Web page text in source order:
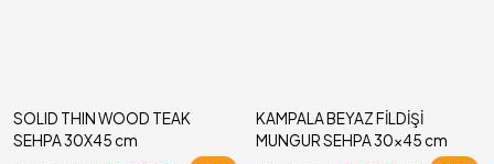
SOLID THIN WOOD TEAK
SEHPA 30X45 cm
KAMPALA BEYAZ FİLDİŞİ
MUNGUR SEHPA 30x45 cm